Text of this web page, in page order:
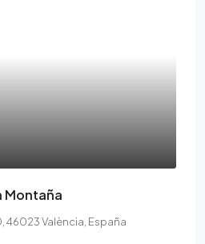
Montaña
46023 València, España